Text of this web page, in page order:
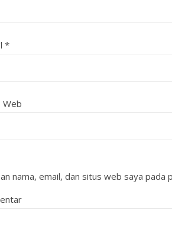
*
Web
nama, email, dan situs web saya